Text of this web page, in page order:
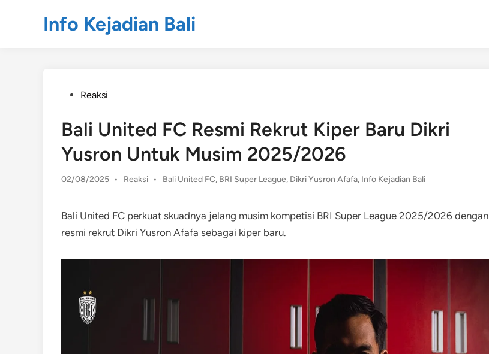
Info Kejadian Bali
PostedReaksi
Bali United FC Resmi Rekrut Kiper Baru Dikri
Yusron Untuk Musim 2025/2026
02/08/2025 •
Posted
Reaksi • Bali United FC, BRI Super League, Dikri Yusron Afafa, Info Kejadian Bali
Bali United FC perkuat skuadnya jelang musim kompetisi BRI Super League 2025/2026 dengan
resmi rekrut Dikri Yusron Afafa sebagai kiper baru.